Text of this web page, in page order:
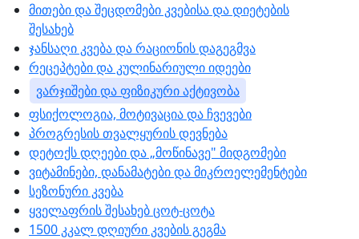
მითები და შეცდომები კვებისა და დიეტების
შესახებ
ჯანსაღი კვება და რაციონის დაგეგმვა
რეცეპტები და კულინარიული იდეები
ვარჯიშები და ფიზიკური აქტივობა
ფსიქოლოგია, მოტივაცია და ჩვევები
პროგრესის თვალყურის დევნება
დეტოქს დღეები და „მოწინავე" მიდგომები
ვიტამინები, დანამატები და მიკროელემენტები
სეზონური კვება
ყველაფრის შესახებ ცოტ-ცოტა
1500 კკალ დღიური კვების გეგმა